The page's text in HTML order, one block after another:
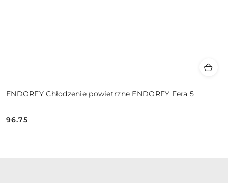
ENDORFY Chłodzenie powietrzne ENDORFY Fera 5
Cena:
96.75